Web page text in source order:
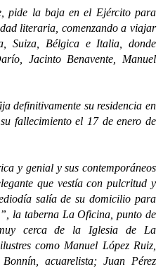
la baja en el Ejército para
literaria, comenzando a viajar
Suiza, Bélgica e Italia, donde
Jacinto Benavente, Manuel
su residencia en
fallecimiento el 17 de enero de
genial y sus contemporáneos
que vestía con pulcritud y
salía de su domicilio para
la taberna La Oficina, punto de
cerca de la Iglesia de La
como Manuel López Ruiz,
acuarelista; Juan Pérez